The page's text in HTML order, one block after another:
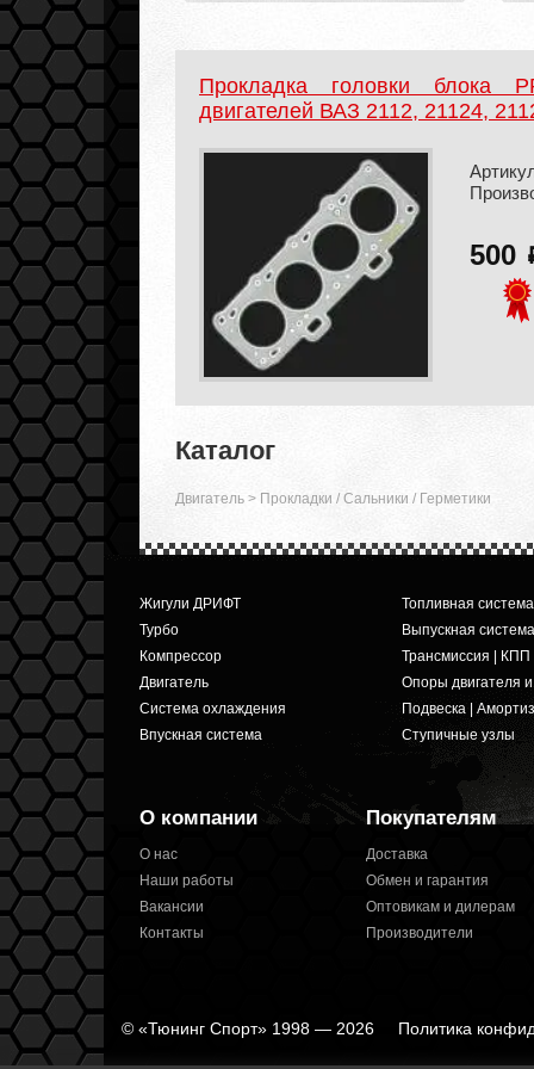
Прокладка головки блока
двигателей ВАЗ 2112, 21124,
500
Каталог
Двигатель > Прокладки / Сальники / Герметики
Жигули ДРИФТ
Турбо
Компрессор
Двигатель
Система охлаждения
Впускная система
Топливная система
Выпускная система
Трансмиссия | КПП
Опоры двигателя
Подвеска |
Ступичные узлы
О компании
О нас
Наши работы
Вакансии
Контакты
Покупателям
Доставка
Обмен и гарантия
Оптовикам и дилерам
Производители
© «Тюнинг Спорт» 1998 — 2026 Политика